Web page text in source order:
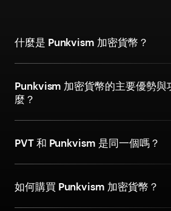
什麼是 Punkvism 加密貨幣？
Punkvism 加密貨幣的主要優勢與
麼？
PVT 和 Punkvism 是同一個嗎？
如何購買 Punkvism 加密貨幣？